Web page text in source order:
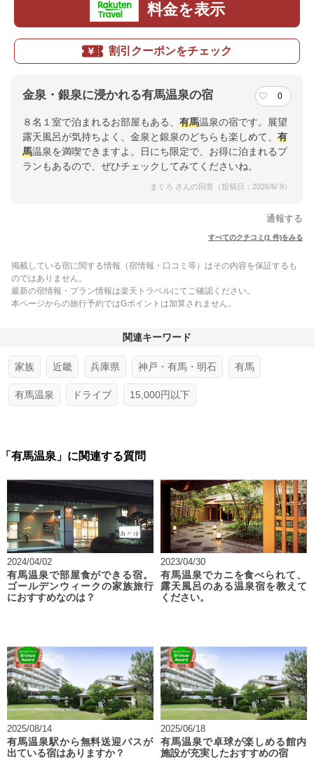
料金を表示
割引クーポンをチェック
金泉・銀泉に浸かれる有馬温泉の宿 0
８名１室で泊まれるお部屋もある、 有馬温泉の宿です。展望
露天風呂が気持ちよく、金泉と銀泉のどちらも楽しめて、 有
馬温泉を満喫できますよ。日にち限定で、お得に泊まれるプ
ランもあるので、ぜひチェックしてみてくださいね。
まぐろ さんの回答（投稿日：2026/6/ 9）
通報する
すべてのクチコミ(1 件)をみる
掲載している宿に関する情報（宿情報・口コミ等）はその内容を保証するも
のではありません。
最新の宿情報・プラン情報は楽天トラベルにてご確認ください。
本ページからの旅行予約ではGポイントは加算されません。
関連キーワード
家族 近畿 兵庫県 神戸・有馬・明石 有馬
有馬温泉 ドライブ 15,000円以下
「有馬温泉」に関連する質問
2024/04/02
有馬温泉で部屋食ができる宿。
ゴールデンウィークの家族旅行
におすすめなのは？
2023/04/30
有馬温泉でカニを食べられて、
露天風呂のある温泉宿を教えて
ください。
2025/08/14
有馬温泉駅から無料送迎バスが
出ている宿はありますか？
2025/06/18
有馬温泉で卓球が楽しめる館内
施設が充実したおすすめの宿